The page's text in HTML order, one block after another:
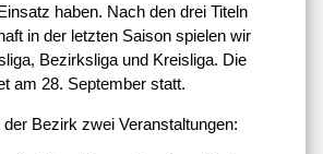
haben. Nach den drei Titeln
in der letzten Saison spielen wir
Bezirksliga und Kreisliga. Die
am 28. September statt.
Bezirk zwei Veranstaltungen: